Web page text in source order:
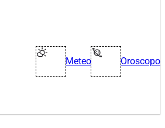
Meteo Oroscopo